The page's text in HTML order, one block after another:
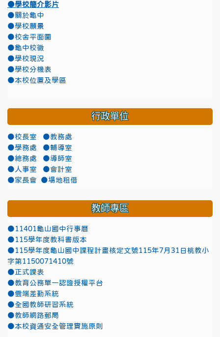
●學校簡介影片
●關於龜中
●學校願景
●校舍平面圖
●龜中校徽
●學校現況
●學校分機表
●本校位置及學區
行政單位
●校長室
●教務處
●學務處
●輔導室
●總務處
●導師室
●人事室
●會計室
●家長會
●場地租借
教師專區
●11401龜山國中行事曆
●115學年度教科書版本
●115學年度龜山國中課程計畫核定文號115年7月31日桃教小
字第1150071410號
●正式課表
●教育公務單一認證授權平台
●雲端差勤系統
●全國教師研習系統
●教師網路郵局
●本校資通安全管理實施原則